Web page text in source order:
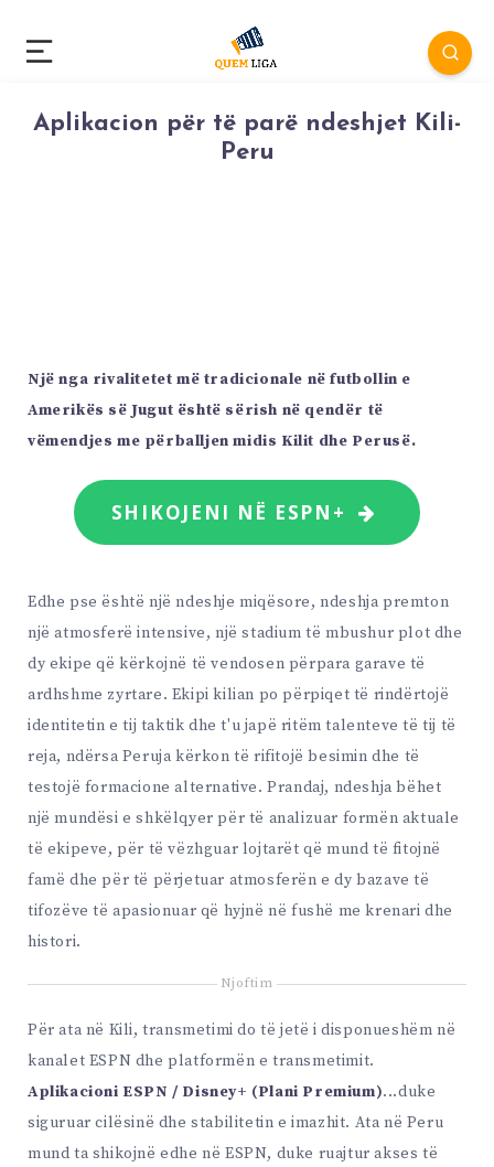
Aplikacion për të parë ndeshjet Kili-
Peru
Një nga rivalitetet më tradicionale në futbollin e
Amerikës së Jugut është sërish në qendër të
vëmendjes me përballjen midis Kilit dhe Perusë.
SHIKOJENI NË ESPN+
Edhe pse është një ndeshje miqësore, ndeshja premton
një atmosferë intensive, një stadium të mbushur plot dhe
dy ekipe që kërkojnë të vendosen përpara garave të
ardhshme zyrtare. Ekipi kilian po përpiqet të rindërtojë
identitetin e tij taktik dhe t'u japë ritëm talenteve të tij të
reja, ndërsa Peruja kërkon të rifitojë besimin dhe të
testojë formacione alternative. Prandaj, ndeshja bëhet
një mundësi e shkëlqyer për të analizuar formën aktuale
të ekipeve, për të vëzhguar lojtarët që mund të fitojnë
famë dhe për të përjetuar atmosferën e dy bazave të
tifozëve të apasionuar që hyjnë në fushë me krenari dhe
histori.
Njoftim
Për ata në Kili, transmetimi do të jetë i disponueshëm në
kanalet ESPN dhe platformën e transmetimit.
Aplikacioni ESPN / Disney+ (Plani Premium)...duke
siguruar cilësinë dhe stabilitetin e imazhit. Ata në Peru
mund ta shikojnë edhe në ESPN, duke ruajtur akses të